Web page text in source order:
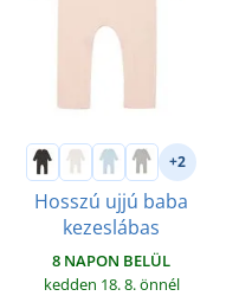
+2
Hosszú ujjú baba
kezeslábas
8 NAPON BELÜL
kedden 18. 8.önnél